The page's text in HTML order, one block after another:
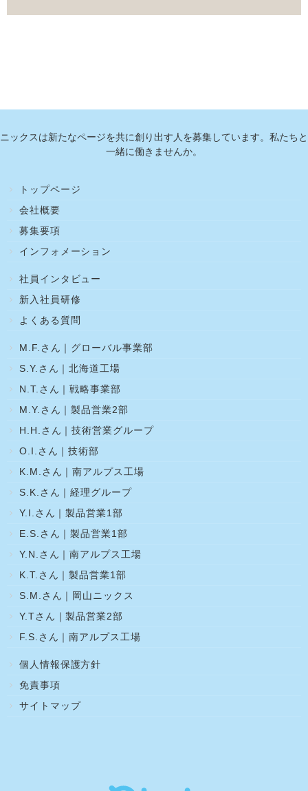
ニックスは新たなページを共に創り出す人を募集しています。私たちと
一緒に働きませんか。
トップページ
会社概要
募集要項
インフォメーション
社員インタビュー
新入社員研修
よくある質問
M.F.さん｜グローバル事業部
S.Y.さん｜北海道工場
N.T.さん｜戦略事業部
M.Y.さん｜製品営業2部
H.H.さん｜技術営業グループ
O.I.さん｜技術部
K.M.さん｜南アルプス工場
S.K.さん｜経理グループ
Y.I.さん｜製品営業1部
E.S.さん｜製品営業1部
Y.N.さん｜南アルプス工場
K.T.さん｜製品営業1部
S.M.さん｜岡山ニックス
Y.Tさん｜製品営業2部
F.S.さん｜南アルプス工場
個人情報保護方針
免責事項
サイトマップ